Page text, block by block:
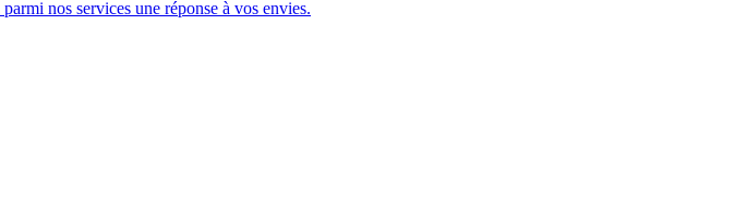
nos services une réponse à vos envies.